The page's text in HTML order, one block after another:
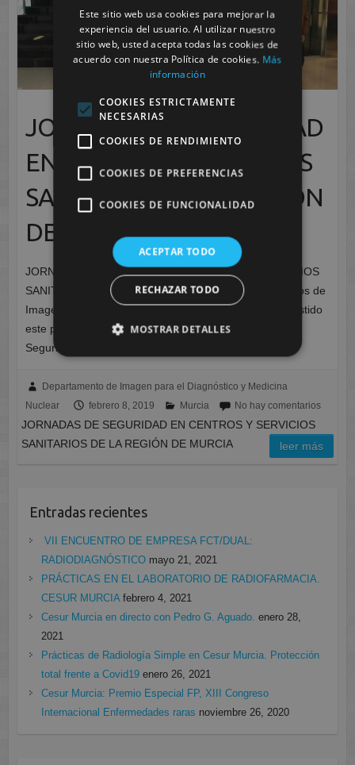
JORNADAS DE SEGURIDAD
EN CENTROS Y SERVICIOS
SANITARIOS DE LA REGIÓN
DE MURCIA
JORNADAS DE SEGURIDAD EN CENTROS Y SERVICIOS
SANITARIOS DE LA REGIÓN DE MURCIA Los alumnos de
Imagen para el diagnostico y medicina nuclear han asistido
este pasado Jueves 7 de Febrero a las Jornadas de
Seguridad en Centros y…
Departamento de Imagen para el Diagnóstico y Medicina
Nuclear
febrero 8, 2019 Murcia No hay comentarios
JORNADAS DE SEGURIDAD EN CENTROS Y SERVICIOS
SANITARIOS DE LA REGIÓN DE MURCIA
leer más
Entradas recientes
VII ENCUENTRO DE EMPRESA FCT/DUAL:
RADIODIAGNÓSTICO mayo 21, 2021
PRÁCTICAS EN EL LABORATORIO DE RADIOFARMACIA.
CESUR MURCIA febrero 4, 2021
Cesur Murcia en directo con Pedro G. Aguado. enero 28,
2021
Prácticas de Radiología Simple en Cesur Murcia. Protección
total frente a Covid19 enero 26, 2021
Cesur Murcia: Premio Especial FP, XIII Congreso
Internacional Enfermedades raras noviembre 26, 2020
Este sitio web usa cookies para mejorar la
experiencia del usuario. Al utilizar nuestro
sitio web, usted acepta todas las cookies de
acuerdo con nuestra Política de cookies. Más
información
COOKIES ESTRICTAMENTE
NECESARIAS
COOKIES DE RENDIMIENTO
COOKIES DE PREFERENCIAS
COOKIES DE FUNCIONALIDAD
ACEPTAR TODO
RECHAZAR TODO
MOSTRAR DETALLES